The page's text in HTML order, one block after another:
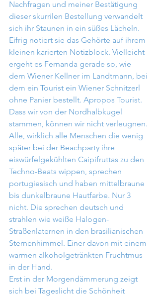
Nachfragen und meiner Bestätigung
dieser skurrilen Bestellung verwandelt
sich ihr Staunen in ein süßes Lächeln.
Eifrig notiert sie das Gehörte auf ihrem
kleinen karierten Notizblock. Vielleicht
ergeht es Fernanda gerade so, wie
dem Wiener Kellner im Landtmann, bei
dem ein Tourist ein Wiener Schnitzerl
ohne Panier bestellt. Apropos Tourist.
Dass wir von der Nordhalbkugel
stammen, können wir nicht verleugnen.
Alle, wirklich alle Menschen die wenig
später bei der Beachparty ihre
eiswürfelgekühlten Caipifruttas zu den
Techno-Beats wippen, sprechen
portugiesisch und haben mittelbraune
bis dunkelbraune Hautfarbe. Nur 3
nicht. Die sprechen deutsch und
strahlen wie weiße Halogen-
Straßenlaternen in den brasilianischen
Sternenhimmel. Einer davon mit einem
warmen alkoholgetränkten Fruchtmus
in der Hand.
Erst in der Morgendämmerung zeigt
sich bei Tageslicht die Schönheit